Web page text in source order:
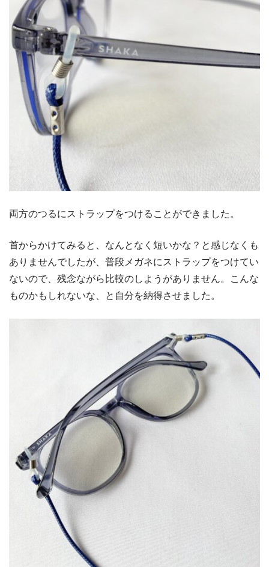
両方のつるにストラップをつけることができました。
首からかけてみると、なんとなく短いかな？と感じなくも
ありませんでしたが、普段メガネにストラップをつけてい
ないので、残念ながら比較のしようがありません。こんな
ものかもしれないな、と自分を納得させました。